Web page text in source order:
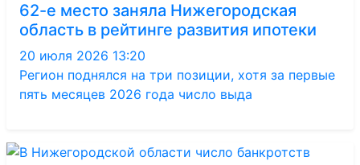
62-е место заняла Нижегородская
область в рейтинге развития ипотеки
20 июля 2026 13:20
Регион поднялся на три позиции, хотя за первые
пять месяцев 2026 года число выда